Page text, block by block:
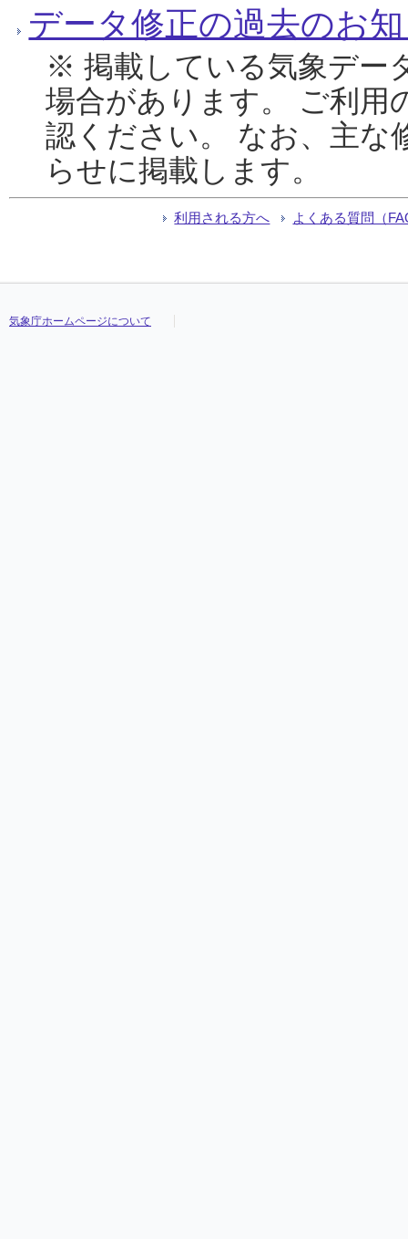
データ修正の過去のお
※ 掲載している気象デー
場合があります。 ご利用
認ください。 なお、主な
らせに掲載します。
利用される方へ よくある質問（
気象庁ホームページについて